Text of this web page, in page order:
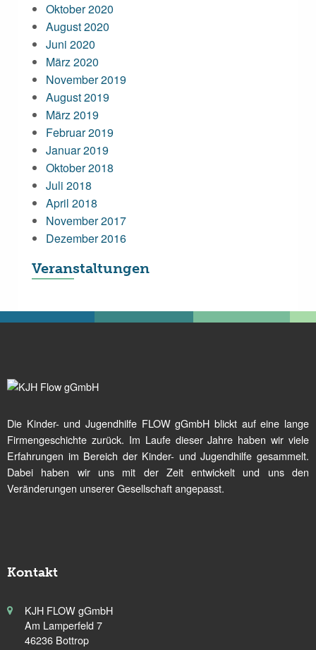
Oktober 2020
August 2020
Juni 2020
März 2020
November 2019
August 2019
März 2019
Februar 2019
Januar 2019
Oktober 2018
Juli 2018
April 2018
November 2017
Dezember 2016
Veranstaltungen
Die Kinder- und Jugendhilfe FLOW gGmbH blickt auf eine lange
Firmengeschichte zurück. Im Laufe dieser Jahre haben wir viele
Erfahrungen im Bereich der Kinder- und Jugendhilfe gesammelt.
Dabei haben wir uns mit der Zeit entwickelt und uns den
Veränderungen unserer Gesellschaft angepasst.
Kontakt
KJH FLOW gGmbH
Am Lamperfeld 7
46236 Bottrop